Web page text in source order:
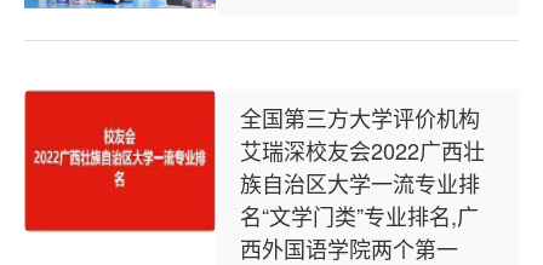
全国第三方大学评价机构
艾瑞深校友会2022广西壮
族自治区大学一流专业排
名“文学门类”专业排名,广
西外国语学院两个第一